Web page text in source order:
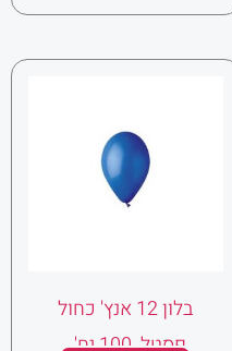
בלון 12 אנץ' כחול
פסטל 100 יח' .